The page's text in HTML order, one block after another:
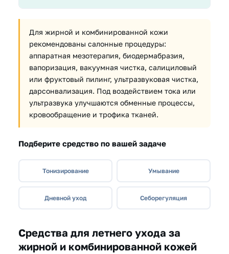
Для жирной и комбинированной кожи
рекомендованы салонные процедуры:
аппаратная мезотерапия, биодермабразия,
вапоризация, вакуумная чистка, салициловый
или фруктовый пилинг, ультразвуковая чистка,
дарсонвализация. Под воздействием тока или
ультразвука улучшаются обменные процессы,
кровообращение и трофика тканей.
Подберите средство по вашей задаче
Тонизирование Умывание
Дневной уход Себорегуляция
Средства для летнего ухода за
жирной и комбинированной кожей